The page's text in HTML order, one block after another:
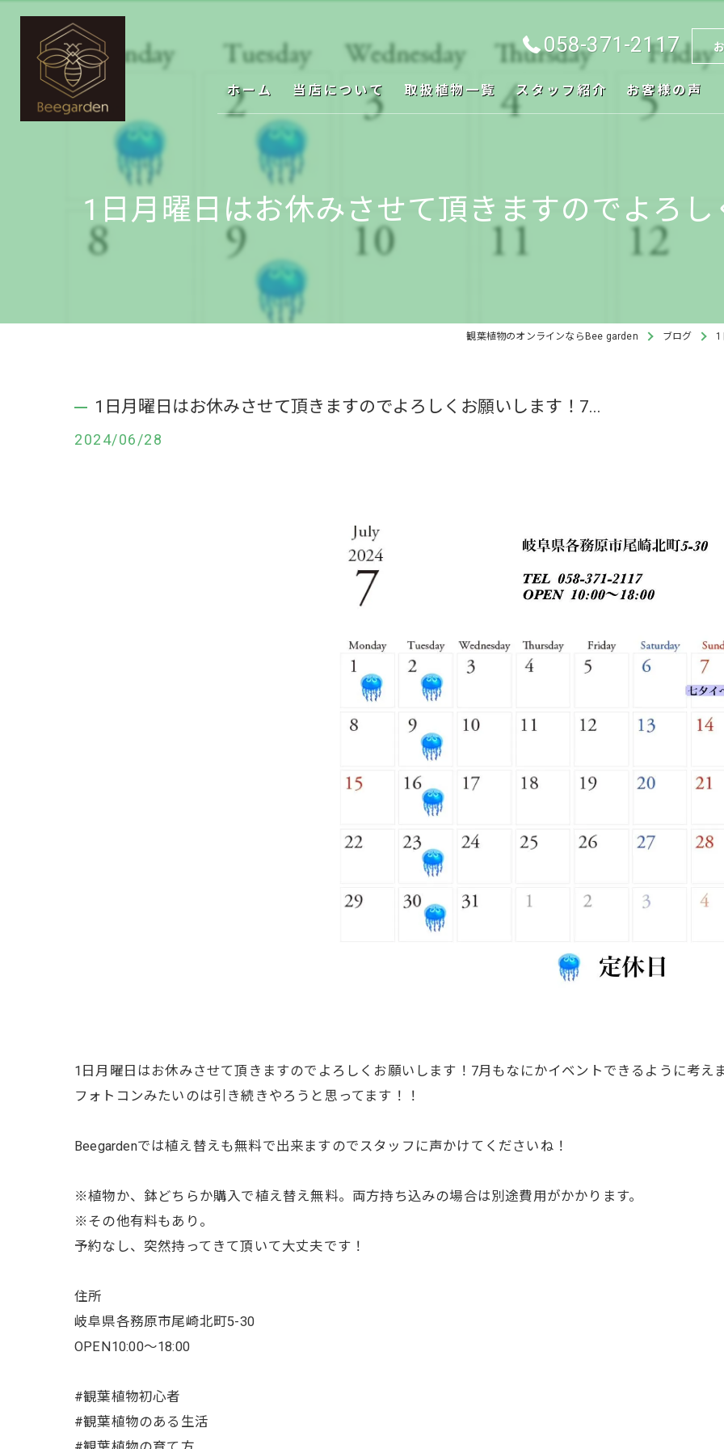
058-371-2117
ホーム 当店について 取扱植物一覧 スタッフ紹介 お客様の声
1日月曜日はお休みさせて頂きますのでよろ
観葉植物のオンラインならBee garden ブログ 1
1日月曜日はお休みさせて頂きますのでよろしくお願いします！7...
2024/06/28
1日月曜日はお休みさせて頂きますのでよろしくお願いします！7月もなにかイベントできるように考え
フォトコンみたいのは引き続きやろうと思ってます！！
Beegardenでは植え替えも無料で出来ますのでスタッフに声かけてくださいね！
※植物か、鉢どちらか購入で植え替え無料。両方持ち込みの場合は別途費用がかかります。
※その他有料もあり。
予約なし、突然持ってきて頂いて大丈夫です！
住所
岐阜県各務原市尾崎北町5-30
OPEN10:00～18:00
#観葉植物初心者
#観葉植物のある生活